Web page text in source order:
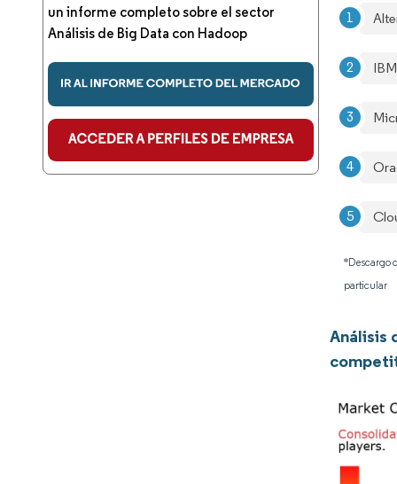
un informe completo sobre el sector
Análisis de Big Data con Hadoop
*Descargo
particular
Análisis